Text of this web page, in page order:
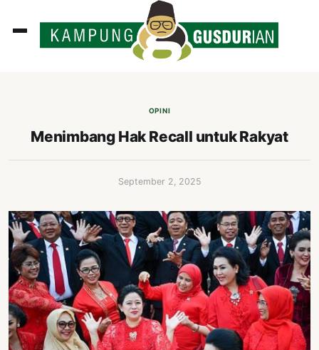
OPINI
Menimbang Hak Recall untuk Rakyat
September 2, 2025